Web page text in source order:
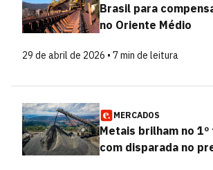
Brasil para
no Oriente Médio
29 de abril de 2026 • 7 min de leitura
MERCADOS
Metais brilham no 1º
com disparada no